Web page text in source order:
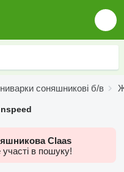
соняшникові б/в
Claas
в пошуку!